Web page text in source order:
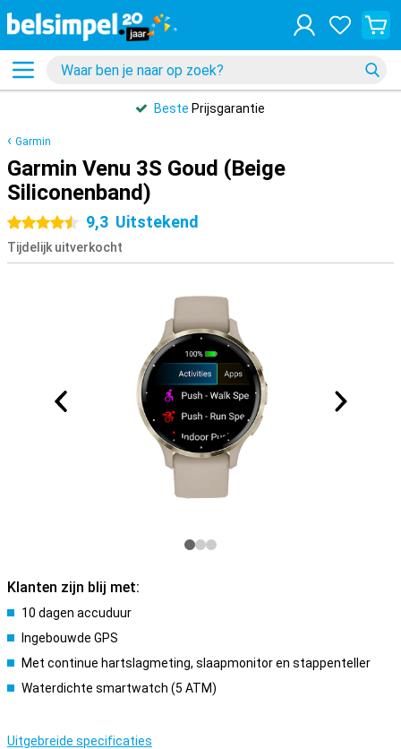
Beste Prijsgarantie
Garmin
Garmin Venu 3S Goud (Beige
Siliconenband)
4.5 sterren
9,3 Uitstekend
Tijdelijk uitverkocht
Klanten zijn blij met:
10 dagen accuduur
Ingebouwde GPS
Met continue hartslagmeting, slaapmonitor en stappenteller
Waterdichte smartwatch (5 ATM)
Uitgebreide specificaties